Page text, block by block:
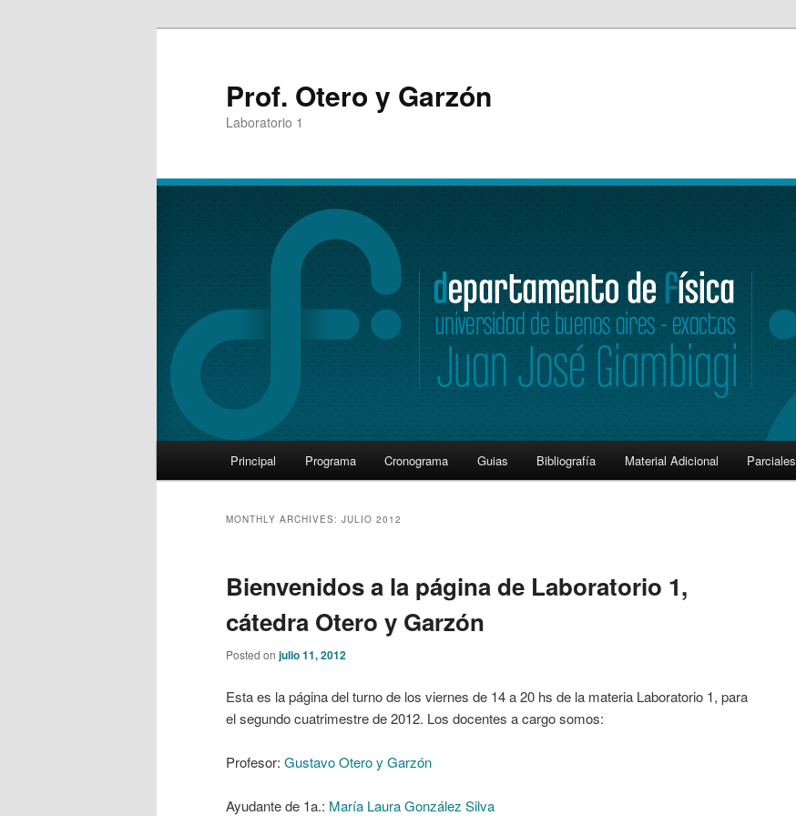
Prof. Otero y Garzón
Laboratorio 1
Skip
content
Skip
content
Principal Programa Cronograma Guias Bibliografía Material Adicional Parciales
MONTHLY ARCHIVES: JULIO 2012
Bienvenidos a la página de Laboratorio 1,
cátedra Otero y Garzón
Posted on julio 11, 2012
Esta es la página del turno de los viernes de 14 a 20 hs de la materia Laboratorio 1, para
el segundo cuatrimestre de 2012. Los docentes a cargo somos:
Profesor: Gustavo Otero y Garzón
Ayudante de 1a.: María Laura González Silva